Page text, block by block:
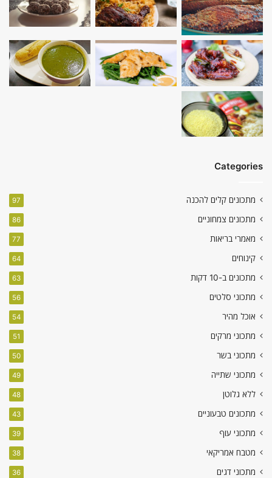
Categories
מתכונים קלים להכנה 97
מתכונים צמחוניים 86
מאמרי בריאות 77
קינוחים 64
מתכונים ב-10 דקות 63
מתכוני סלטים 56
אוכל מהיר 54
מתכוני מרקים 51
מתכוני בשר 50
מתכוני שתייה 49
ללא גלוטן 48
מתכונים טבעוניים 43
מתכוני עוף 39
מטבח אמריקאי 38
מתכוני דגים 36